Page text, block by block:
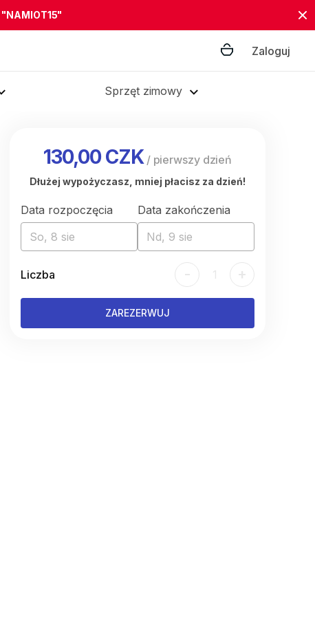
"NAMIOT15"
Zaloguj
Sprzęt zimowy
130,00 CZK/ pierwszy dzień
Dłużej wypożyczasz, mniej płacisz za dzień!
Data rozpoczęcia
So, 8 sie
Data zakończenia
Nd, 9 sie
Liczba - 1 +
ZAREZERWUJ